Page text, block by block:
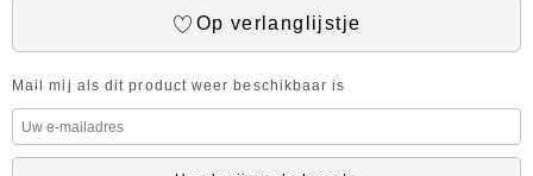
Op verlanglijstje
Mail mij als dit product weer beschikbaar is